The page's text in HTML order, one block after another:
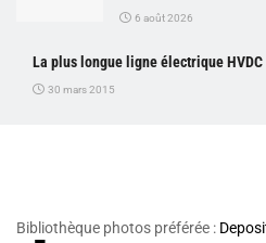
6 août 2026
La plus longue ligne électrique
30 mars 2015
Bibliothèque photos préférée :